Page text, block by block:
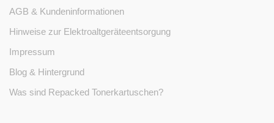
AGB & Kundeninformationen
Hinweise zur Elektroaltgeräteentsorgung
Impressum
Blog & Hintergrund
Was sind Repacked Tonerkartuschen?